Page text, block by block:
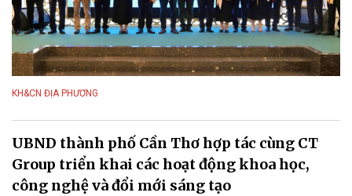
KH&CN ĐỊA PHƯƠNG
UBND thành phố Cần Thơ hợp tác cùng CT
Group triển khai các hoạt động khoa học,
công nghệ và đổi mới sáng tạo